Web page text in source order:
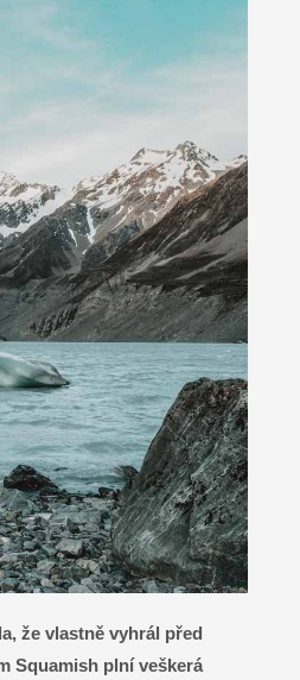
že vlastně vyhrál před
Squamish plní veškerá